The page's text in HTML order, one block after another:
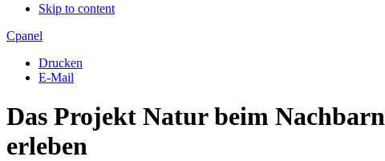
Skip to content
Cpanel
Drucken
E-Mail
Das Projekt Natur beim Nachbarn
erleben